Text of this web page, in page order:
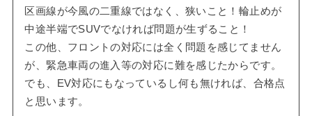
区画線が今風の二重線ではなく、狭いこと！輪止めが
中途半端でSUVでなければ問題が生ずること！
この他、フロントの対応には全く問題を感じてません
が、緊急車両の進入等の対応に難を感じたからです。
でも、EV対応にもなっているし何も無ければ、合格点
と思います。